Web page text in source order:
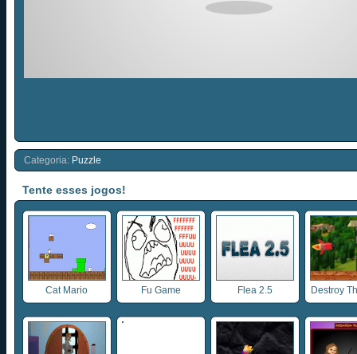
Categoria: Puzzle
Tente esses jogos!
Cat Mario Fu Game Flea 2.5 Destroy